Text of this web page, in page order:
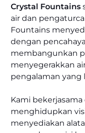
Crystal Fountains
air dan
Fountains
dengan
membangunkan
menyegerakkan
pengalaman yang
Kami
menghidupkan
menyediakan